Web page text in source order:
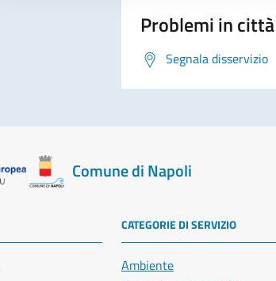
Problemi in città
Segnala disservizio
Comune di Napoli
CATEGORIE DI SERVIZIO
Ambiente